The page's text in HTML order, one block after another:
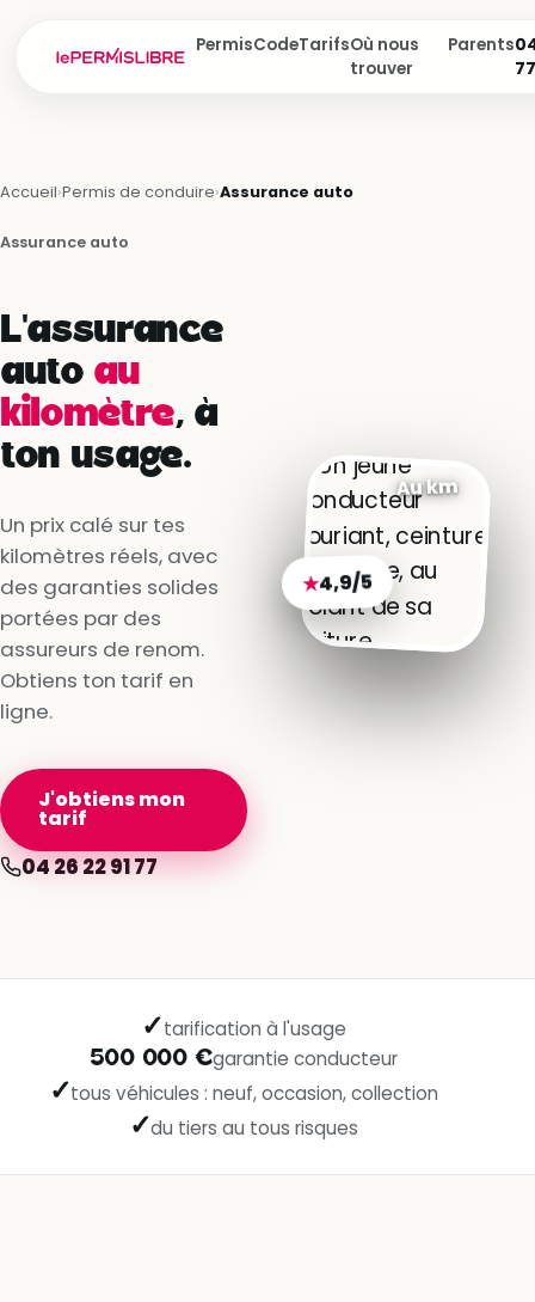
PermisCodeTarifsOù nous
trouver
Parents
77
Accueil›Permis de conduire›Assurance auto
Assurance auto
L'assurance
auto au
kilomètre, à
ton usage.
Un prix calé sur tes
kilomètres réels, avec
des garanties solides
portées par des
assureurs de renom.
Obtiens ton tarif en
ligne.
J'obtiens mon
tarif
04 26 22 91 77
Au km
★4,9/5
✓tarification à l'usage
500 000 €garantie conducteur
✓tous véhicules : neuf, occasion, collection
✓du tiers au tous risques